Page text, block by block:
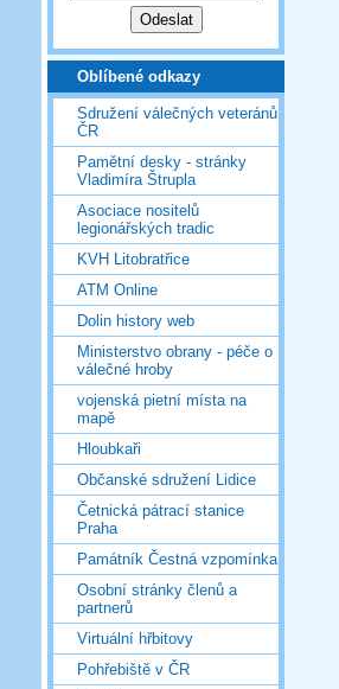
Oblíbené odkazy
Sdružení válečných veteránů
ČR
Pamětní desky - stránky
Vladimíra Štrupla
Asociace nositelů
legionářských tradic
KVH Litobratřice
ATM Online
Dolin history web
Ministerstvo obrany - péče o
válečné hroby
vojenská pietní místa na
mapě
Hloubkaři
Občanské sdružení Lidice
Četnická pátrací stanice
Praha
Památník Čestná vzpomínka
Osobní stránky členů a
partnerů
Virtuální hřbitovy
Pohřebiště v ČR